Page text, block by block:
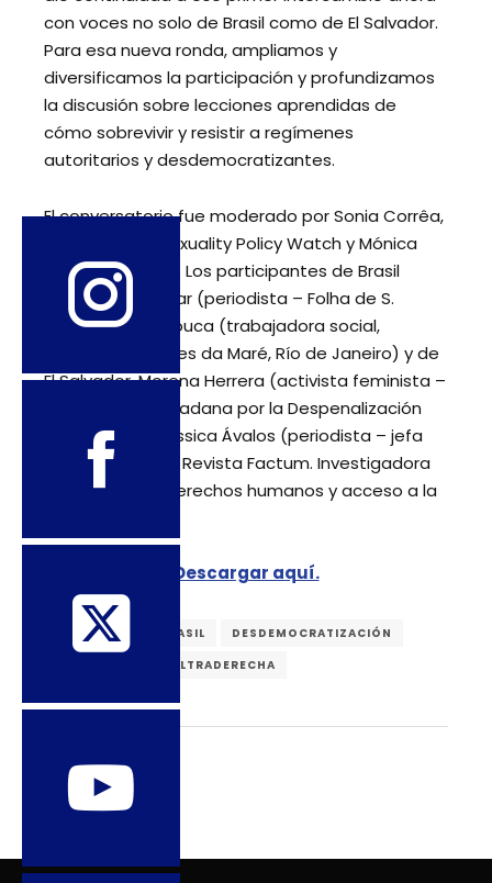
con voces no solo de Brasil como de El Salvador.
Para esa nueva ronda, ampliamos y
diversificamos la participación y profundizamos
la discusión sobre lecciones aprendidas de
cómo sobrevivir y resistir a regímenes
autoritarios y desdemocratizantes.
El conversatorio fue moderado por Sonia Corrêa,
del Programa Sexuality Policy Watch y Mónica
Roa, de Puentes. Los participantes de Brasil
fueron Dani Avelar (periodista – Folha de S.
Paulo) y Luna Arouca (trabajadora social,
activista en Redes da Maré, Río de Janeiro) y de
El Salvador, Morena Herrera (activista feminista –
Agrupación Ciudadana por la Despenalización
del Aborto) y Jéssica Ávalos (periodista – jefa
de redacción en Revista Factum. Investigadora
de corrupción, derechos humanos y acceso a la
Descargar aquí.
ARGENTINA BRASIL
DESDEMOCRATIZACIÓN
ULTRADERECHA